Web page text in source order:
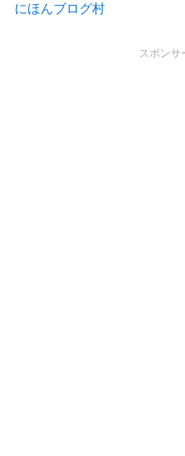
にほんブログ村
スポンサ